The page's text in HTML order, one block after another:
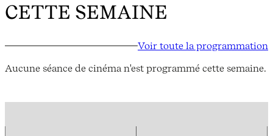
CETTE SEMAINE
Voir toute la programmation
Aucune séance de cinéma n'est programmé cette semaine.